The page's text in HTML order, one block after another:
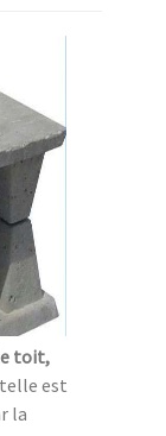
toit,
est
la